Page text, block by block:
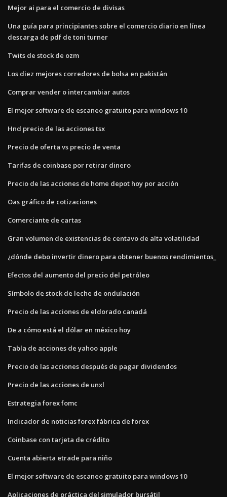
Mejor ai para el comercio de divisas
Una guía para principiantes sobre el comercio diario en línea
descarga de pdf de toni turner
Twits de stock de ozm
Los diez mejores corredores de bolsa en pakistán
Comprar vender o intercambiar autos
El mejor software de escaneo gratuito para windows 10
Hnd precio de las acciones tsx
Precio de oferta vs precio de venta
Tarifas de coinbase por retirar dinero
Precio de las acciones de home depot hoy por acción
Oas gráfico de cotizaciones
Comerciante de cartas
Gran volumen de existencias de centavo de alta volatilidad
¿dónde debo invertir dinero para obtener buenos rendimientos_
Efectos del aumento del precio del petróleo
Símbolo de stock de leche de ondulación
Precio de las acciones de eldorado canadá
De a cómo está el dólar en méxico hoy
Tabla de acciones de yahoo apple
Precio de las acciones después de pagar dividendos
Precio de las acciones de unxl
Estrategia forex fomc
Indicador de noticias forex fábrica de forex
Coinbase con tarjeta de crédito
Cuenta abierta etrade para niño
El mejor software de escaneo gratuito para windows 10
Aplicaciones de práctica del simulador bursátil